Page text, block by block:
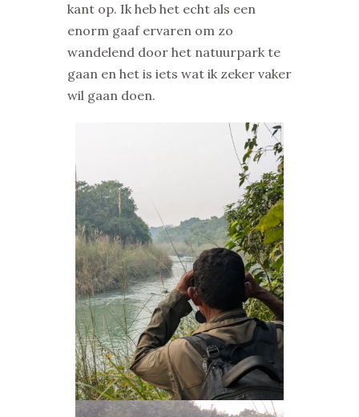
kant op. Ik heb het echt als een
enorm gaaf ervaren om zo
wandelend door het natuurpark te
gaan en het is iets wat ik zeker vaker
wil gaan doen.